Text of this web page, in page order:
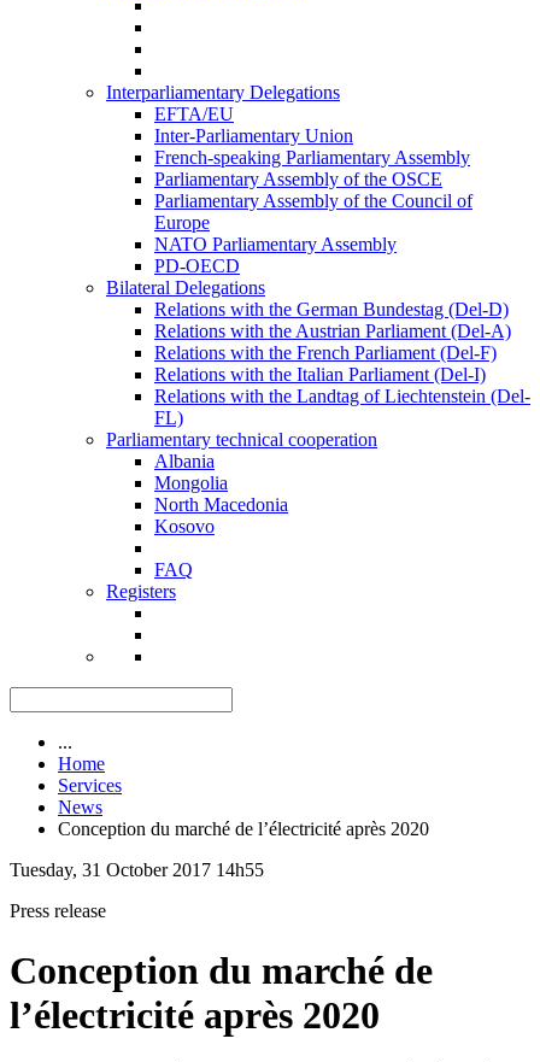
Interparliamentary Delegations
EFTA/EU
Inter-Parliamentary Union
French-speaking Parliamentary Assembly
Parliamentary Assembly of the OSCE
Parliamentary Assembly of the Council of
Europe
NATO Parliamentary Assembly
PD-OECD
Bilateral Delegations
Relations with the German Bundestag (Del-D)
Relations with the Austrian Parliament (Del-A)
Relations with the French Parliament (Del-F)
Relations with the Italian Parliament (Del-I)
Relations with the Landtag of Liechtenstein (Del-
FL)
Parliamentary technical cooperation
Albania
Mongolia
North Macedonia
Kosovo
FAQ
Registers
...
Home
Services
News
Conception du marché de l’électricité après 2020
Tuesday, 31 October 2017 14h55
Press release
Conception du marché de
l’électricité après 2020